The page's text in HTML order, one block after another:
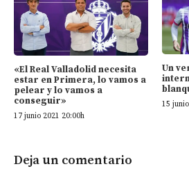
«El Real Valladolid necesita
estar en Primera, lo vamos a
pelear y lo vamos a
conseguir»
17 junio 2021 20:00h
Un
15
Deja un comentario